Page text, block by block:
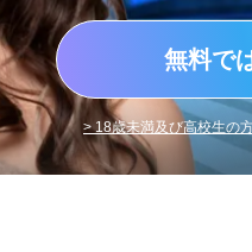
無料で
> 18歳未満及び高校生の